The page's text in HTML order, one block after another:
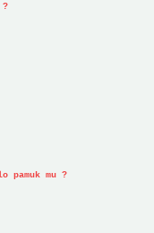
?
pamuk mu ?